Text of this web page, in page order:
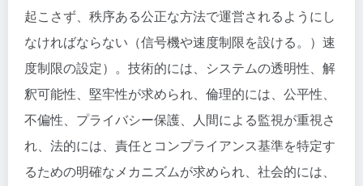
起こさず、秩序ある公正な方法で運営されるようにし
なければならない（信号機や速度制限を設ける。）速
度制限の設定）。技術的には、システムの透明性、解
釈可能性、堅牢性が求められ、倫理的には、公平性、
不偏性、プライバシー保護、人間による監視が重視さ
れ、法的には、責任とコンプライアンス基準を特定す
るための明確なメカニズムが求められ、社会的には、